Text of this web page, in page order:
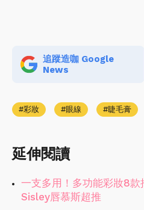
追蹤造咖 Google
News
彩妝 眼線 睫毛膏
延伸閱讀
一支多用！多功能彩妝8款
Sisley唇慕斯超推